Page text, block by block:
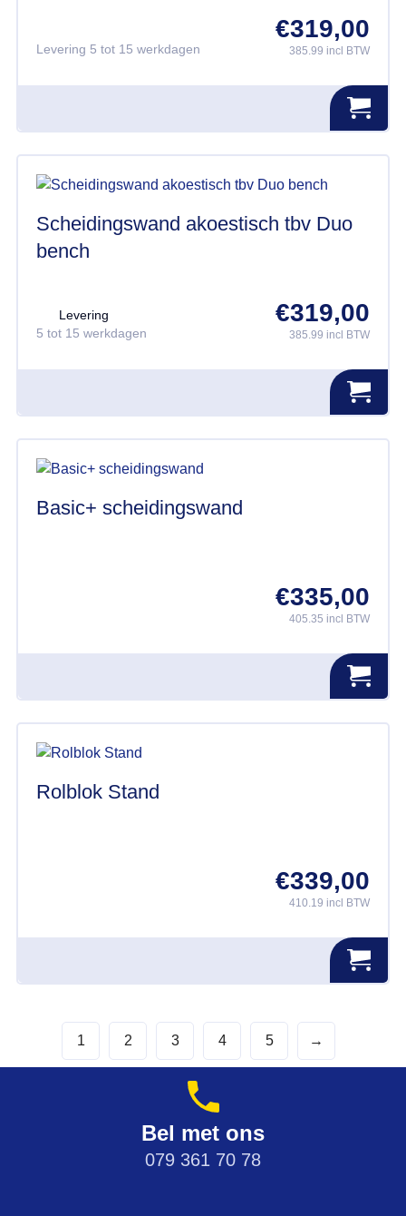
Levering 5 tot 15 werkdagen
€319,00
385.99 incl BTW
Scheidingswand akoestisch tbv Duo
bench
Levering
5 tot 15 werkdagen
€319,00
385.99 incl BTW
Basic+ scheidingswand
€335,00
405.35 incl BTW
product
meerdere
variaties.
Deze
kan
Rolblok Stand
€339,00
410.19 incl BTW
1 2 3 4 5 →
Bel met ons
079 361 70 78